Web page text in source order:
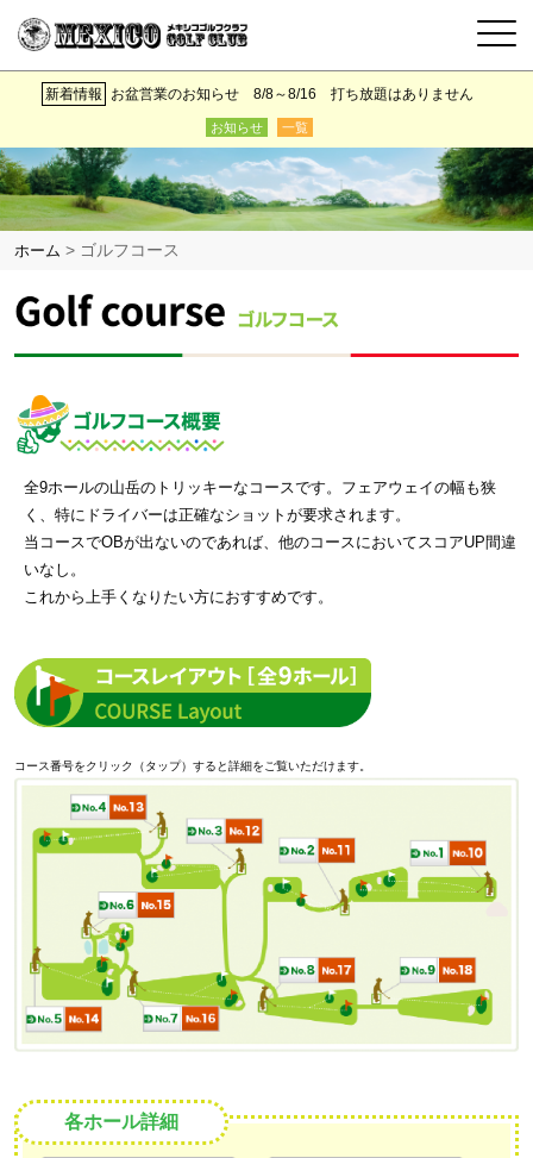
新着情報 お盆営業のお知らせ 8/8～8/16 打ち放題はありません
お知らせ 一覧
ホーム > ゴルフコース
全9ホールの山岳のトリッキーなコースです。フェアウェイの幅も狭
く、特にドライバーは正確なショットが要求されます。
当コースでOBが出ないのであれば、他のコースにおいてスコアUP間違
いなし。
これから上手くなりたい方におすすめです。
コース番号をクリック（タップ）すると詳細をご覧いただけます。
各ホール詳細